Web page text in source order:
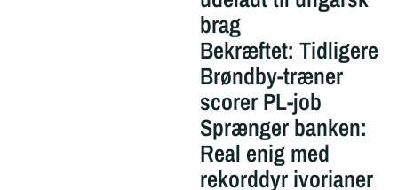
brag
Bekræftet: Tidligere
Brøndby-træner
scorer PL-job
Sprænger banken:
Real enig med
rekorddyr ivorianer